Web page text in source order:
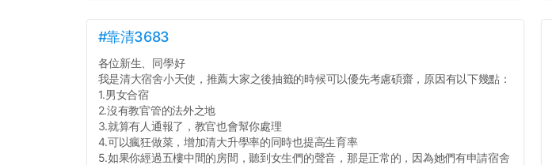
#靠清3683
各位新生、同學好
我是清大宿舍小天使，推薦大家之後抽籤的時候可以優先考慮碩齋，原因有以下幾點：
1.男女合宿
2.沒有教官管的法外之地
3.就算有人通報了，教官也會幫你處理
4.可以瘋狂做菜，增加清大升學率的同時也提高生育率
5.如果你經過五樓中間的房間，聽到女生們的聲音，那是正常的，因為她們有申請宿舍